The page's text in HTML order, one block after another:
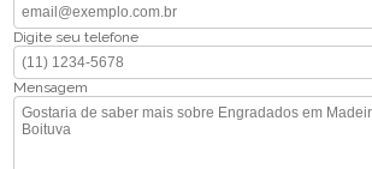
Digite seu telefone
Mensagem